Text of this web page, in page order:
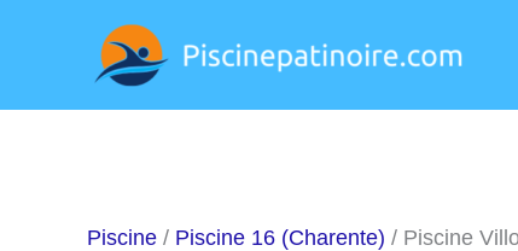
Piscine / Piscine 16 (Charente) / Piscine